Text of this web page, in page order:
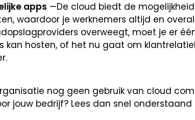
apps —De cloud biedt de
waardoor je werknemers altijd en
overweegt, moet je er
kan hosten, of het nu gaat om
nog geen gebruik van cloud
jouw bedrijf? Lees dan snel onderstaand